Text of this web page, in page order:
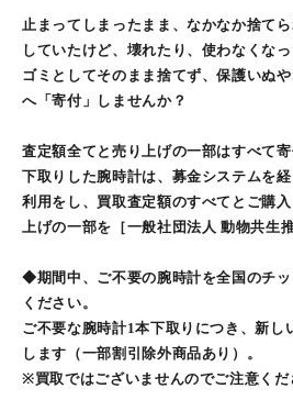
止まってしまったまま、なかなか捨て
していたけど、壊れたり、使わなくなっ
ゴミとしてそのまま捨てず、保護いぬ
へ「寄付」しませんか？
査定額全てと売り上げの一部はすべて
下取りした腕時計は、募金システムを
利用をし、買取査定額のすべてとご購
上げの一部を［一般社団法人 動物共生
◆期間中、ご不要の腕時計を全国のチ
ください。
ご不要な腕時計1本下取りにつき、新し
します（一部割引除外商品あり）。
※買取ではございませんのでご注意くだ